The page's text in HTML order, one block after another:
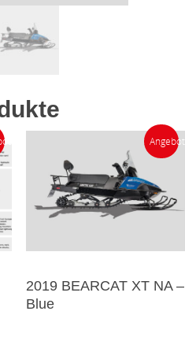
Angebot!
2019 BEARCAT XT NA –
Blue